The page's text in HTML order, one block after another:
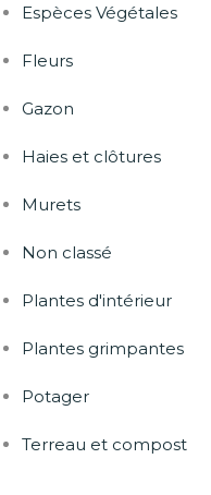
Espèces Végétales
Fleurs
Gazon
Haies et clôtures
Murets
Non classé
Plantes d'intérieur
Plantes grimpantes
Potager
Terreau et compost